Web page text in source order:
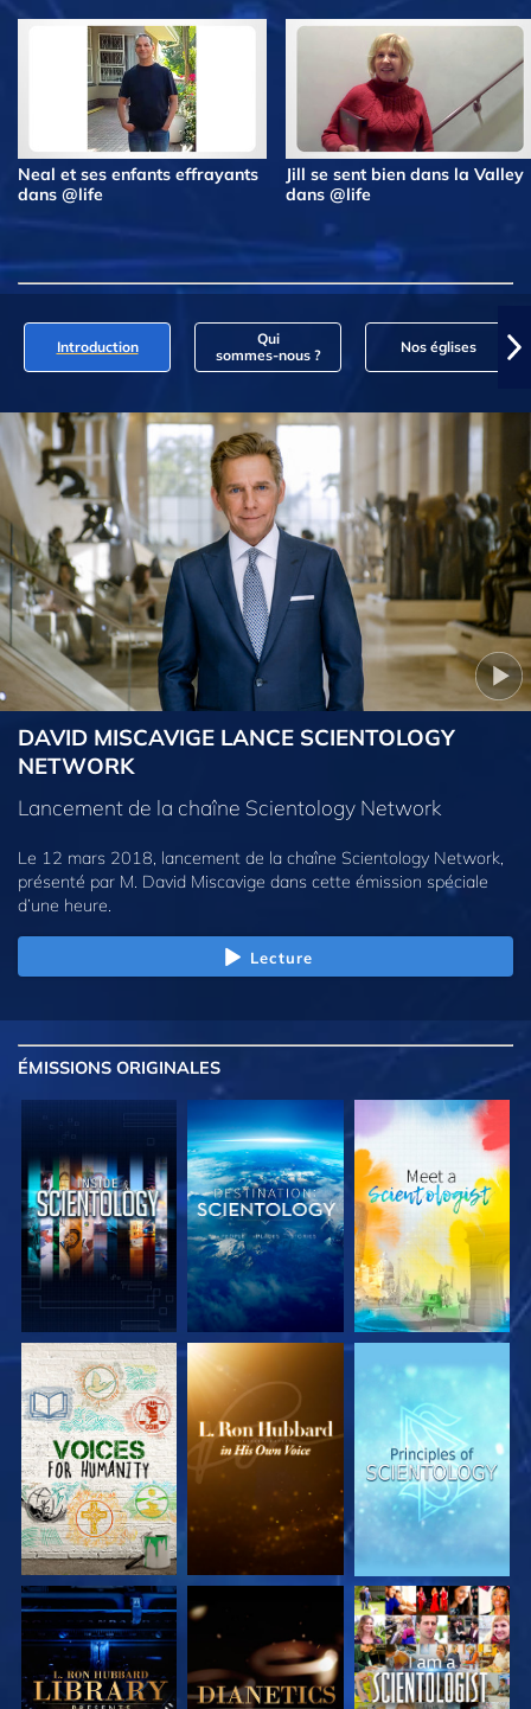
Neal et ses enfants effrayants
dans @life
Jill se sent bien dans la Valley
dans @life
Introduction
Qui
sommes‑nous ?
Nos églises
DAVID MISCAVIGE LANCE SCIENTOLOGY
NETWORK
Lancement de la chaîne Scientology Network
Le 12 mars 2018, lancement de la chaîne Scientology Network,
présenté par M. David Miscavige dans cette émission spéciale
d’une heure.
Lecture
ÉMISSIONS ORIGINALES
DÉCOUVRIR LES
SÉRIES
DÉCOUVRIR LES
SÉRIES
DÉCOUVRIR LES
SÉRIES
DÉCOUVRIR LES
SÉRIES
DÉCOUVRIR LES
SÉRIES
REGARDER